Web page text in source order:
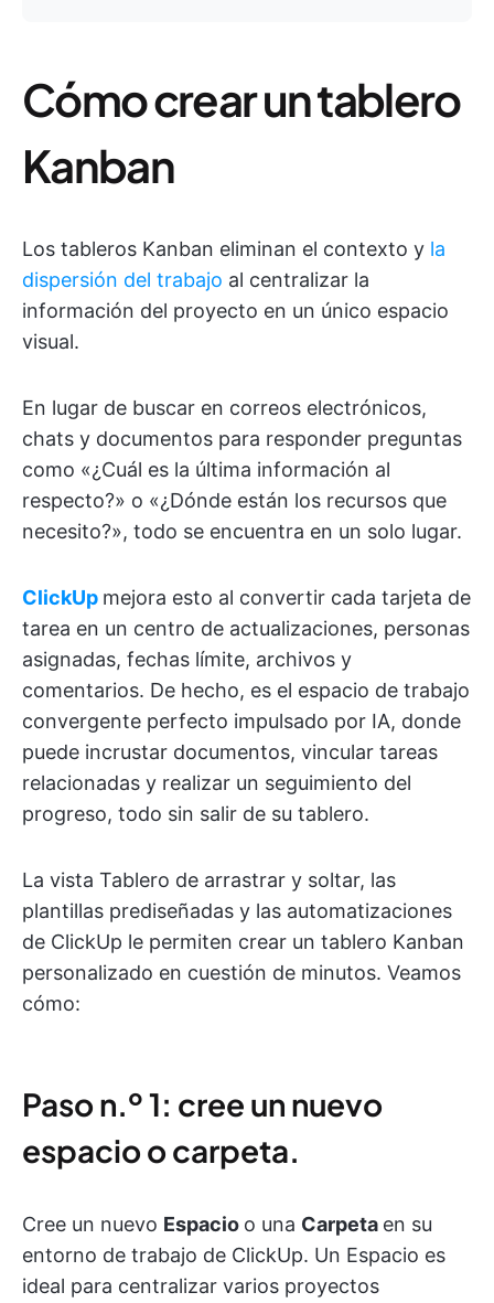
Cómo crear un tablero
Kanban
Los tableros Kanban eliminan el contexto y la
dispersión del trabajo al centralizar la
información del proyecto en un único espacio
visual.
En lugar de buscar en correos electrónicos,
chats y documentos para responder preguntas
como «¿Cuál es la última información al
respecto?» o «¿Dónde están los recursos que
necesito?», todo se encuentra en un solo lugar.
ClickUp mejora esto al convertir cada tarjeta de
tarea en un centro de actualizaciones, personas
asignadas, fechas límite, archivos y
comentarios. De hecho, es el espacio de trabajo
convergente perfecto impulsado por IA, donde
puede incrustar documentos, vincular tareas
relacionadas y realizar un seguimiento del
progreso, todo sin salir de su tablero.
La vista Tablero de arrastrar y soltar, las
plantillas prediseñadas y las automatizaciones
de ClickUp le permiten crear un tablero Kanban
personalizado en cuestión de minutos. Veamos
cómo:
Paso n.º 1: cree un nuevo
espacio o carpeta.
Cree un nuevo Espacio o una Carpeta en su
entorno de trabajo de ClickUp. Un Espacio es
ideal para centralizar varios proyectos